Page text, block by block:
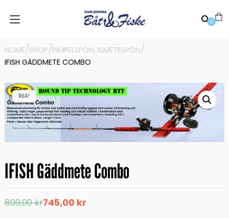
0
HOME/SHOP/PIMPELSPÖN, ISMETESPÖN/
IFISH GÄDDMETE COMBO
REA!
IFISH Gäddmete Combo
899,00kr
Det
ursprungliga
745,00 kr
Det
nuvarande